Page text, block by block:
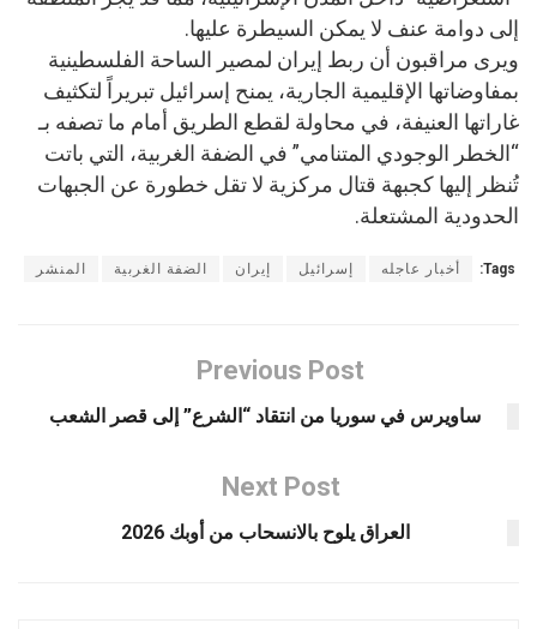
إلى دوامة عنف لا يمكن السيطرة عليها.
ويرى مراقبون أن ربط إيران لمصير الساحة الفلسطينية
بمفاوضاتها الإقليمية الجارية، يمنح إسرائيل تبريراً لتكثيف
غاراتها العنيفة، في محاولة لقطع الطريق أمام ما تصفه بـ
“الخطر الوجودي المتنامي” في الضفة الغربية، التي باتت
تُنظر إليها كجبهة قتال مركزية لا تقل خطورة عن الجبهات
الحدودية المشتعلة.
Tags: أخبار عاجله إسرائيل إيران الضفة الغربية المنشر
Previous Post
ساويرس في سوريا من انتقاد “الشرع” إلى قصر الشعب
Next Post
العراق يلوح بالانسحاب من أوبك 2026